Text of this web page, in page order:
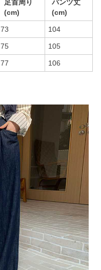
足首周り
(cm)
パンツ丈
(cm)
73 104
75 105
77 106